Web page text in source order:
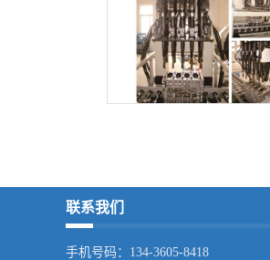
联系我们
手机号码：134-3605-8418